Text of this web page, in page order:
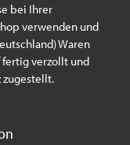
bei Ihrer
verwenden und
Waren
fertig verzollt und
zugestellt.